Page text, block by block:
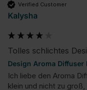
Verified Customer
Kalysha
Tolles schlichtes
Design Aroma
Ich liebe den Aroma
klein und nicht zu